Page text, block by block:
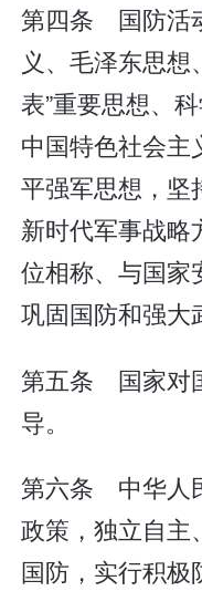
第四条 国防活
义、毛泽东思想
表”重要思想、
中国特色社会主
平强军思想，坚
新时代军事战略
位相称、与国家
巩固国防和强大
第五条 国家对
导。
第六条 中华人
政策，独立自主
国防，实行积极